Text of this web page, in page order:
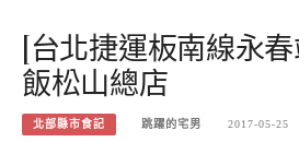
[台北捷運板南線永
飯松山總店
北部縣市食記 跳躍的宅男 2017-05-25